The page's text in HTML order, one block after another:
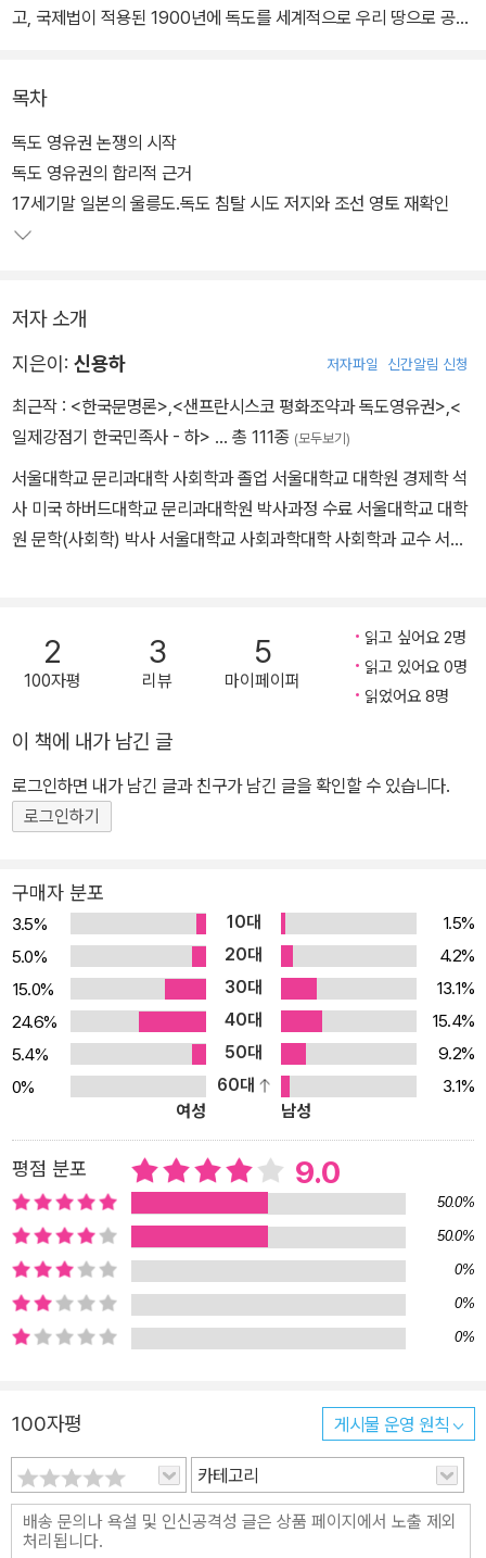
고, 국제법이 적용된 1900년에 독도를 세계적으로 우리 땅으로 공표
목차
독도 영유권 논쟁의 시작
독도 영유권의 합리적 근거
17세기말 일본의 울릉도.독도 침탈 시도 저지와 조선 영토 재확인
저자 소개
지은이: 신용하 저자파일 신간알림 신청
최근작 : <한국문명론>,<샌프란시스코 평화조약과 독도영유권>,<
일제강점기 한국민족사 - 하> … 총 111종 (모두보기)
서울대학교 문리과대학 사회학과 졸업 서울대학교 대학원 경제학 석
사 미국 하버드대학교 문리과대학원 박사과정 수료 서울대학교 대학
원 문학(사회학) 박사 서울대학교 사회과학대학 사회학과 교수 서울
교수 대한민국학술원 회원
2
100자평
3
리뷰
5
마이페이퍼
읽고 싶어요 2명
읽고 있어요 0명
읽었어요 8명
이 책에 내가 남긴 글
로그인하면 내가 남긴 글과 친구가 남긴 글을 확인할 수 있습니다.
로그인하기
구매자 분포
3.5% 10대
1.5%
5.0%
20대
4.2%
15.0%
30대
13.1%
24.6%
40대
15.4%
5.4%
50대
9.2%
0%
60대
3.1%
여성
남성
평점 분포 9.0
50.0%
50.0%
0%
0%
0%
100자평 게시물 운영 원칙
카테고리